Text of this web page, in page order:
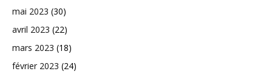
mai 2023 (30)
avril 2023 (22)
mars 2023 (18)
février 2023 (24)